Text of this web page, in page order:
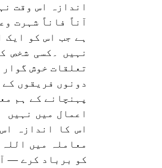
اندازہ اس وقت
آناً فاناً شہرت
ہے جب اس کو ایک
نہیں ۔کسی شخص
تعلقات خوش
دونوں فریقوں
پہنچانے کے ہم
اعمال میں نہیں
اس کا اندازہ
معاملہ میں
کو برباد کرے —